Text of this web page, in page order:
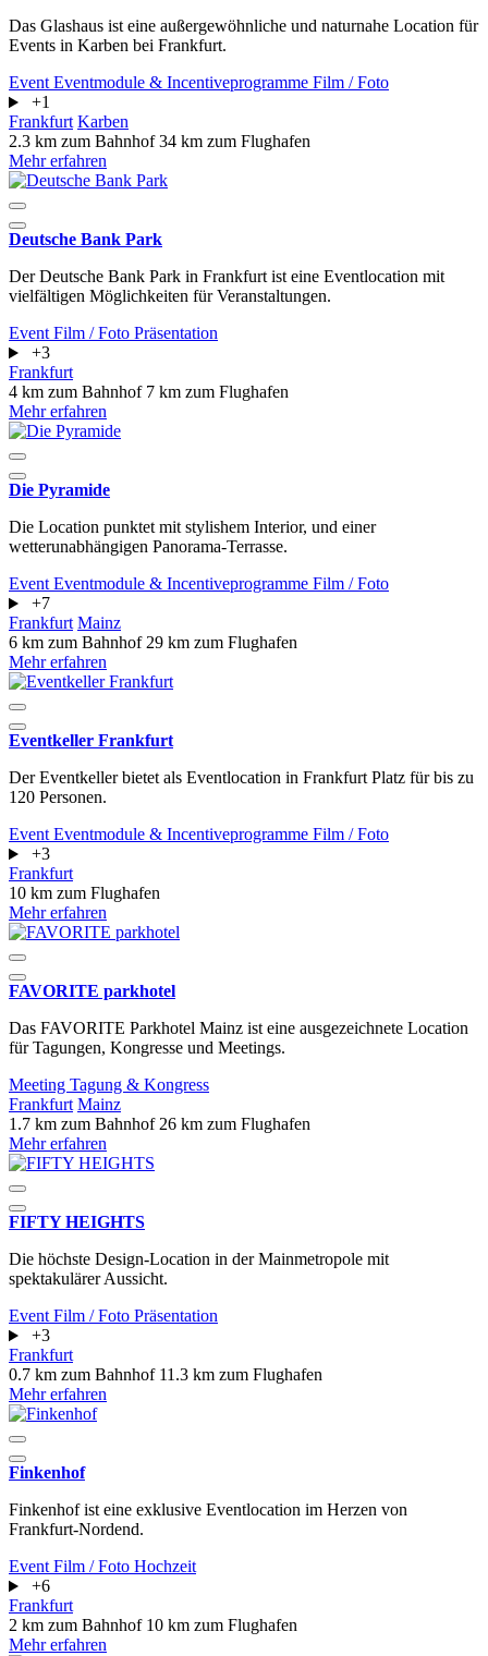
Das Glashaus ist eine außergewöhnliche und naturnahe Location für
Events in Karben bei Frankfurt.
Event Eventmodule & Incentiveprogramme Film / Foto
+1
Frankfurt Karben
2.3 km zum Bahnhof34 km zum Flughafen
Mehr erfahren
Deutsche Bank Park
Der Deutsche Bank Park in Frankfurt ist eine Eventlocation mit
vielfältigen Möglichkeiten für Veranstaltungen.
Event Film / Foto Präsentation
+3
Frankfurt
4 km zum Bahnhof 7 km zum Flughafen
Mehr erfahren
Die Pyramide
Die Location punktet mit stylishem Interior, und einer
wetterunabhängigen Panorama-Terrasse.
Event Eventmodule & Incentiveprogramme Film / Foto
+7
Frankfurt Mainz
6 km zum Bahnhof 29 km zum Flughafen
Mehr erfahren
Eventkeller Frankfurt
Der Eventkeller bietet als Eventlocation in Frankfurt Platz für bis zu
120 Personen.
Event Eventmodule & Incentiveprogramme Film / Foto
+3
Frankfurt
10 km zum Flughafen
Mehr erfahren
FAVORITE parkhotel
Das FAVORITE Parkhotel Mainz ist eine ausgezeichnete Location
für Tagungen, Kongresse und Meetings.
Meeting Tagung & Kongress
Frankfurt Mainz
1.7 km zum Bahnhof 26 km zum Flughafen
Mehr erfahren
FIFTY HEIGHTS
Die höchste Design-Location in der Mainmetropole mit
spektakulärer Aussicht.
Event Film / Foto Präsentation
+3
Frankfurt
0.7 km zum Bahnhof 11.3 km zum Flughafen
Mehr erfahren
Finkenhof
Finkenhof ist eine exklusive Eventlocation im Herzen von
Frankfurt-Nordend.
Event Film / Foto Hochzeit
+6
Frankfurt
2 km zum Bahnhof 10 km zum Flughafen
Mehr erfahren